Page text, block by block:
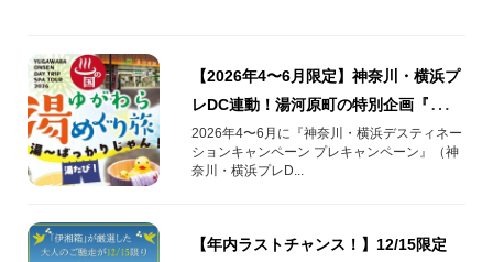
【2026年4〜6月限定】神奈川・横浜プ
レDC連動！湯河原町の特別企画『湯た
び！』
2026年4〜6月に『神奈川・横浜デスティネー
ションキャンペーン プレキャンペーン』（神
奈川・横浜プレD...
【年内ラストチャンス！】12/15限定